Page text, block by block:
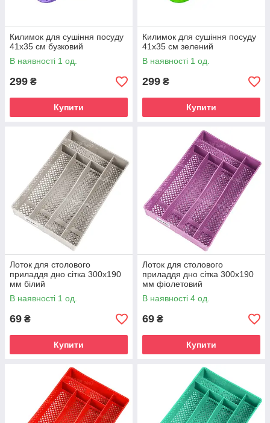
Килимок для сушіння посуду
41х35 см бузковий
В наявності 1 од.
299 ₴
Купити
Килимок для сушіння посуду
41х35 см зелений
В наявності 1 од.
299 ₴
Купити
Лоток для столового
приладдя дно сітка 300х190
мм білий
В наявності 1 од.
69 ₴
Купити
Лоток для столового
приладдя дно сітка 300х190
мм фіолетовий
В наявності 4 од.
69 ₴
Купити